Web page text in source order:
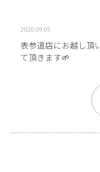
2020.09.05
表参道店にお越し頂
て頂きます🌱